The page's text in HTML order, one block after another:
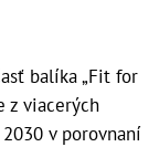
balíka „Fit for
z viacerých
v porovnaní